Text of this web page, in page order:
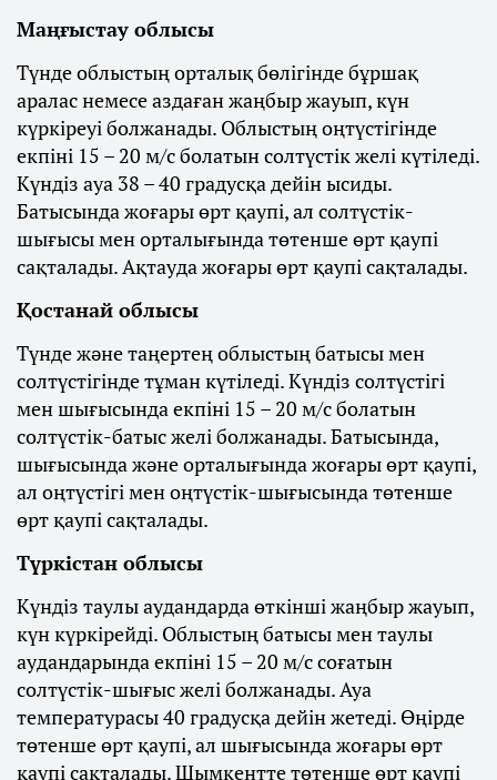
Маңғыстау облысы
Түнде облыстың орталық бөлігінде бұршақ
аралас немесе аздаған жаңбыр жауып, күн
күркіреуі болжанады. Облыстың оңтүстігінде
екпіні 15 – 20 м/с болатын солтүстік желі күтіледі.
Күндіз ауа 38 – 40 градусқа дейін ысиды.
Батысында жоғары өрт қаупі, ал солтүстік-
шығысы мен орталығында төтенше өрт қаупі
сақталады. Ақтауда жоғары өрт қаупі сақталады.
Қостанай облысы
Түнде және таңертең облыстың батысы мен
солтүстігінде тұман күтіледі. Күндіз солтүстігі
мен шығысында екпіні 15 – 20 м/с болатын
солтүстік-батыс желі болжанады. Батысында,
шығысында және орталығында жоғары өрт қаупі,
ал оңтүстігі мен оңтүстік-шығысында төтенше
өрт қаупі сақталады.
Түркістан облысы
Күндіз таулы аудандарда өткінші жаңбыр жауып,
күн күркірейді. Облыстың батысы мен таулы
аудандарында екпіні 15 – 20 м/с соғатын
солтүстік-шығыс желі болжанады. Ауа
температурасы 40 градусқа дейін жетеді. Өңірде
төтенше өрт қаупі, ал шығысында жоғары өрт
қаупі сақталады. Шымкентте төтенше өрт қаупі